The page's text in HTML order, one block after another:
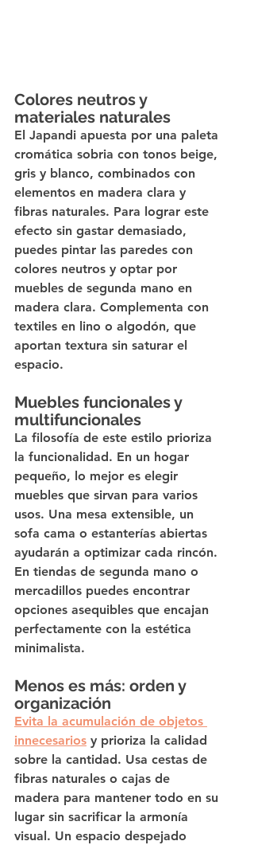
Colores neutros y
materiales naturales
El Japandi apuesta por una paleta
cromática sobria con tonos beige,
gris y blanco, combinados con
elementos en madera clara y
fibras naturales. Para lograr este
efecto sin gastar demasiado,
puedes pintar las paredes con
colores neutros y optar por
muebles de segunda mano en
madera clara. Complementa con
textiles en lino o algodón, que
aportan textura sin saturar el
espacio.
Muebles funcionales y
multifuncionales
La filosofía de este estilo prioriza
la funcionalidad. En un hogar
pequeño, lo mejor es elegir
muebles que sirvan para varios
usos. Una mesa extensible, un
sofa cama o estanterías abiertas
ayudarán a optimizar cada rincón.
En tiendas de segunda mano o
mercadillos puedes encontrar
opciones asequibles que encajan
perfectamente con la estética
minimalista.
Menos es más: orden y
organización
Evita la acumulación de objetos
innecesarios y prioriza la calidad
sobre la cantidad. Usa cestas de
fibras naturales o cajas de
madera para mantener todo en su
lugar sin sacrificar la armonía
visual. Un espacio despejado